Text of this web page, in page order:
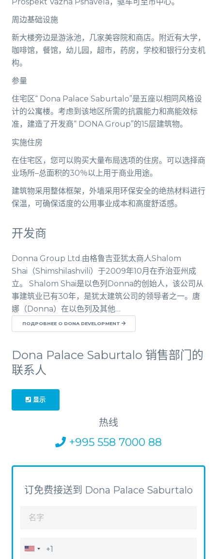
周边基础设施
新大楼旁边是游泳池，几家美容院和商店。附近有大学，
咖啡馆，餐馆，幼儿园，超市，药房，学校和银行分支机
构。
参量
住宅区“ Dona Palace Saburtalo”是五座以相同风格设
计的公寓楼。考虑到该地区所需的抗震能力和高能效标
准，建造了开发商“ DONA Group”的15层建筑物。
实施住房
在住宅区，您可以购买大量布局选项的住房。可以选择商
业场所–总面积的30％以上用于商业用途。
建筑物采用整体框架，外墙采用环保安全的绝热材料进行
保温，可确保适度的公用事业成本和高度舒适感​​。
开发商
Donna Group Ltd.由格鲁吉亚犹太商人Shalom
Shai（Shimshilashvili）于2009年10月在乔治亚州成
立。 Shalom Shai是以色列Donna的创始人，该公司从
事建筑业已有30年，是犹太建筑公司的领导者之一。唐
娜（Donna）在以色列及其他…
ПОДРОБНЕЕ О DONA DEVELOPMENT
Dona Palace Saburtalo 销售部门的
联系人
显示
热线
+995 558 7000 88
订免费接送到 Dona Palace Saburtalo